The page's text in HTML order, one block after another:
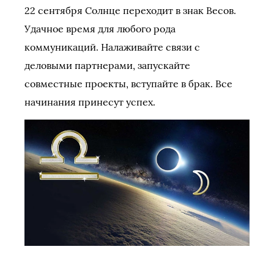
22 сентября Солнце переходит в знак Весов.
Удачное время для любого рода
коммуникаций. Налаживайте связи с
деловыми партнерами, запускайте
совместные проекты, вступайте в брак. Все
начинания принесут успех.